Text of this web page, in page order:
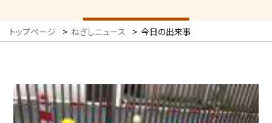
トップページ > ねぎしニュース > 今日の出来事